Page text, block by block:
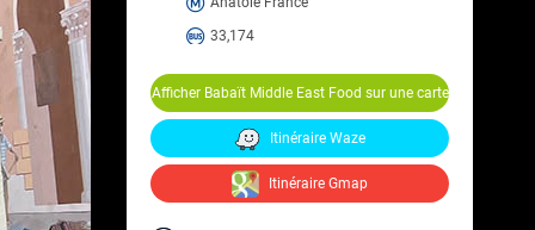
33,174
Afficher Babaït Middle East Food sur une carte
Itinéraire Waze
Itinéraire Gmap